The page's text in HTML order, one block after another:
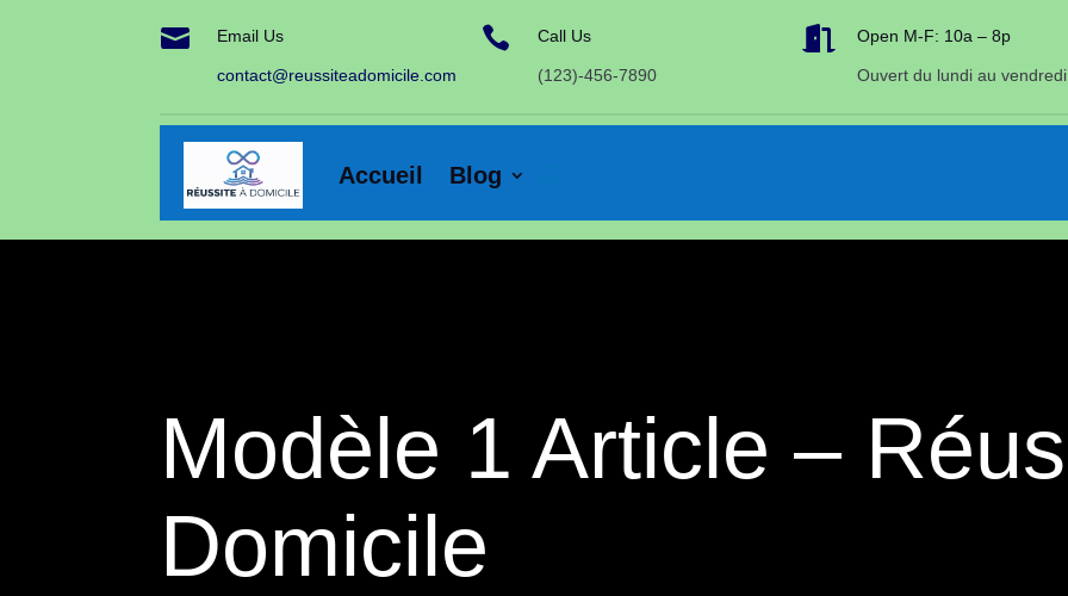
 Email Us
contact@reussiteadomicile.com
 Call Us
(123)-456-7890
 Open M-F: 10a – 8p
Ouvert du lundi au vendredi
Accueil Blog
Modèle 1 Article –
Domicile